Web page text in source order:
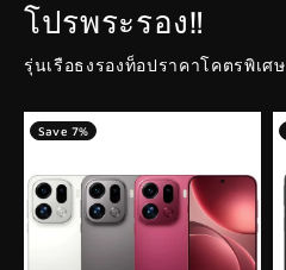
โปรพระรอง‼️
รุ่นเรือธงรองท็อปราคาโคตรพิเศษ
Save 7%